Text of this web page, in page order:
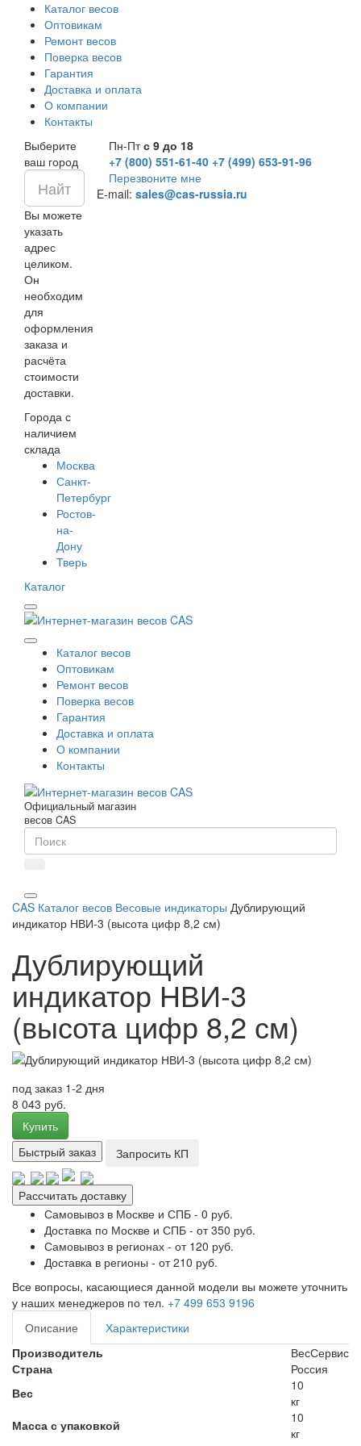
Каталог весов
Оптовикам
Ремонт весов
Поверка весов
Гарантия
Доставка и оплата
О компании
Контакты
Выберите
ваш город
Вы можете
указать
адрес
целиком.
Он
необходим
для
оформления
заказа и
расчёта
стоимости
доставки.
Города с
наличием
склада
Москва
Санкт-
Петербург
Ростов-
на-
Дону
Тверь
Пн-Птс 9 до 18
+7 (800) 551-61-40 +7 (499) 653-91-96
Перезвоните мне
E-mail: sales@cas-russia.ru
Каталог
Каталог весов
Оптовикам
Ремонт весов
Поверка весов
Гарантия
Доставка и оплата
О компании
Контакты
Официальный магазин
весов CAS
CAS Каталог весов Весовые индикаторы Дублирующий
индикатор НВИ-3 (высота цифр 8,2 см)
Дублирующий
индикатор НВИ-3
(высота цифр 8,2 см)
под заказ 1-2 дня
8 043 руб.
Купить
Быстрый заказ
Запросить КП
Рассчитать доставку
Самовывоз в Москве и СПБ - 0 руб.
Доставка по Москве и СПБ - от 350 руб.
Самовывоз в регионах - от 120 руб.
Доставка в регионы - от 210 руб.
Все вопросы, касающиеся данной модели вы можете уточнить
у наших менеджеров по тел. +7 499 653 9196
Описание
Характеристики
Производитель
ВесСервис
Страна
Россия
Вес
10
кг
Масса с упаковкой
10
кг